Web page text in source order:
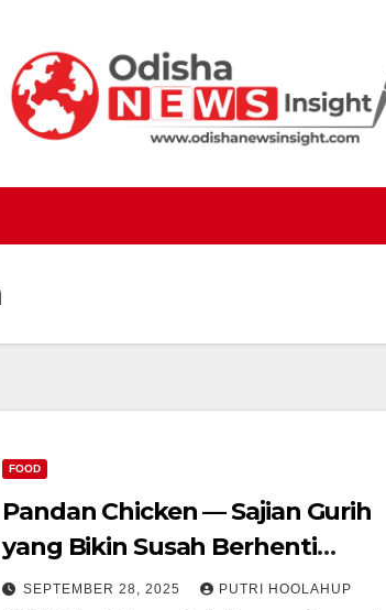
FOOD
Pandan Chicken — Sajian Gurih
yang Bikin Susah Berhenti
Ngemil
SEPTEMBER 28, 2025 PUTRI HOOLAHUP